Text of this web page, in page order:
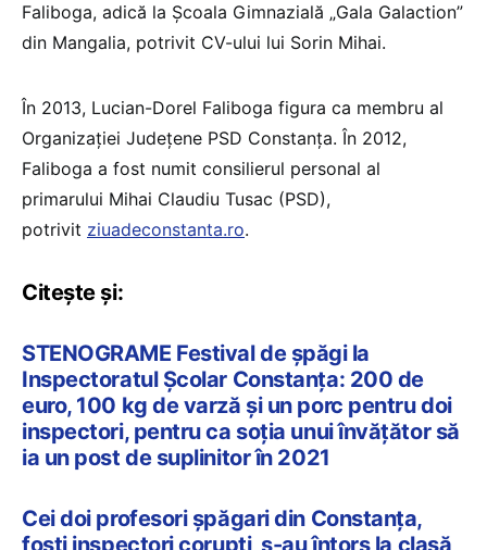
Faliboga, adică la Școala Gimnazială „Gala Galaction”
din Mangalia, potrivit CV-ului lui Sorin Mihai.
În 2013, Lucian-Dorel Faliboga figura ca membru al
Organizației Județene PSD Constanța. În 2012,
Faliboga a fost numit consilierul personal al
primarului Mihai Claudiu Tusac (PSD),
potrivit ziuadeconstanta.ro.
Citește și:
STENOGRAME Festival de șpăgi la
Inspectoratul Școlar Constanța: 200 de
euro, 100 kg de varză și un porc pentru doi
inspectori, pentru ca soția unui învățător să
ia un post de suplinitor în 2021
Cei doi profesori șpăgari din Constanța,
foști inspectori corupți, s-au întors la clasă